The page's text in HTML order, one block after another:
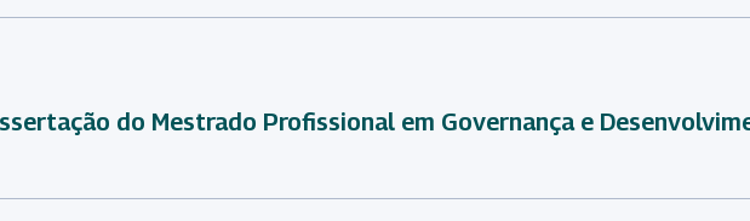
do Mestrado Profissional em Governança e